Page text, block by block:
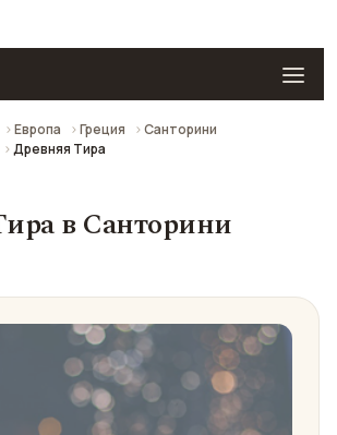
Европа Греция
Санторини
Древняя Тира
в Санторини